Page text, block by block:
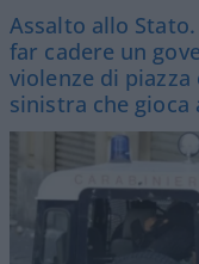
Assalto allo
far cadere un
violenze di
sinistra che gioca